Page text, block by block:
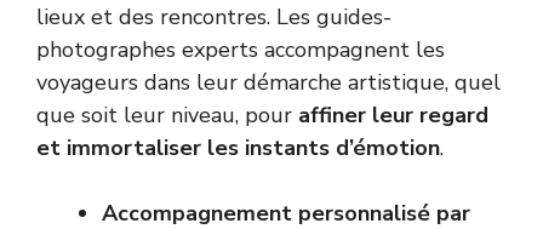
lieux et des rencontres. Les guides-
photographes experts accompagnent les
voyageurs dans leur démarche artistique, quel
que soit leur niveau, pour affiner leur regard
et immortaliser les instants d’émotion.
Accompagnement personnalisé par